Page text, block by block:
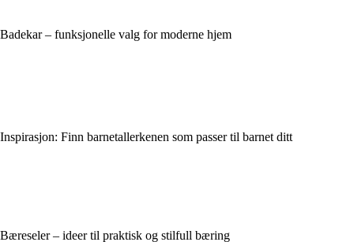
Badekar – funksjonelle valg for moderne hjem
Inspirasjon: Finn barnetallerkenen som passer til barnet ditt
Bæreseler – ideer til praktisk og stilfull bæring